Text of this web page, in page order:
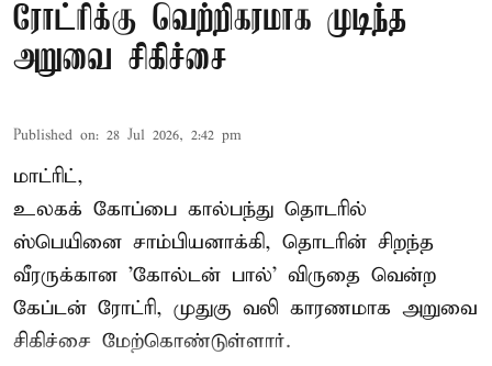
ரோட்ரிக்கு வெற்றிகரமாக முடிந்த
அறுவை சிகிச்சை
Published on: 28 Jul 2026, 2:42 pm
மாட்ரிட்,
உலகக் கோப்பை கால்பந்து தொடரில்
ஸ்பெயினை சாம்பியனாக்கி, தொடரின் சிறந்த
வீரருக்கான 'கோல்டன் பால்' விருதை வென்ற
கேப்டன் ரோட்ரி, முதுகு வலி காரணமாக அறுவை
சிகிச்சை மேற்கொண்டுள்ளார்.